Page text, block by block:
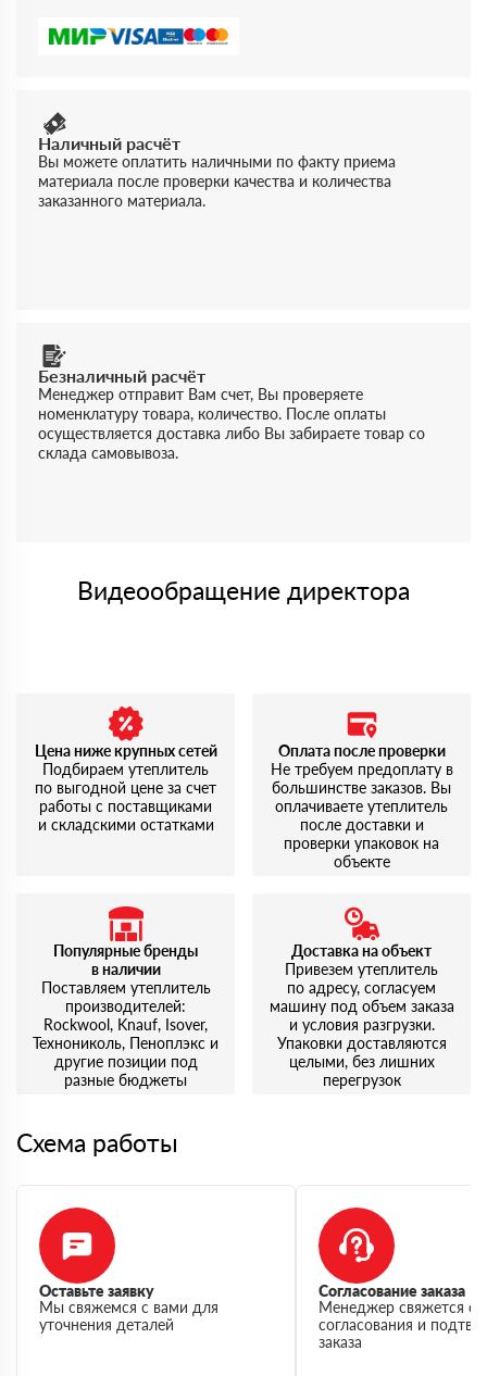
Наличный расчёт
Вы можете оплатить наличными по факту приема
материала после проверки качества и количества
заказанного материала.
Безналичный расчёт
Менеджер отправит Вам счет, Вы проверяете
номенклатуру товара, количество. После оплаты
осуществляется доставка либо Вы забираете товар со
склада самовывоза.
Видеообращение директора
Цена ниже крупных сетей
Подбираем утеплитель
по выгодной цене за счет
работы с поставщиками
и складскими остатками
Оплата после проверки
Не требуем предоплату в
большинстве заказов. Вы
оплачиваете утеплитель
после доставки и
проверки упаковок на
объекте
Популярные бренды
в наличии
Поставляем утеплитель
производителей:
Rockwool, Knauf, Isover,
Технониколь, Пеноплэкс и
другие позиции под
разные бюджеты
Доставка на объект
Привезем утеплитель
по адресу, согласуем
машину под объем заказа
и условия разгрузки.
Упаковки доставляются
целыми, без лишних
перегрузок
Схема работы
Оставьте заявку
Мы свяжемся с вами для
уточнения деталей
Согласование заказа
Менеджер свяжется с
согласования и
заказа